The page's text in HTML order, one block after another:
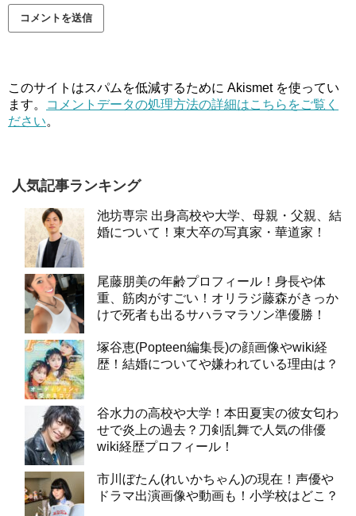
このサイトはスパムを低減するために Akismet を使ってい
ます。
コメントデータの処理方法の詳細はこちらをご覧く
ださい。
人気記事ランキング
池坊専宗 出身高校や大学、母親・父親、結
婚について！東大卒の写真家・華道家！
尾藤朋美の年齢プロフィール！身長や体
重、筋肉がすごい！オリラジ藤森がきっか
けで死者も出るサハラマラソン準優勝！
塚谷恵(Popteen編集長)の顔画像やwiki経
歴！結婚についてや嫌われている理由は？
谷水力の高校や大学！本田夏実の彼女匂わ
せで炎上の過去？刀剣乱舞で人気の俳優
wiki経歴プロフィール！
市川ぼたん(れいかちゃん)の現在！声優や
ドラマ出演画像や動画も！小学校はどこ？